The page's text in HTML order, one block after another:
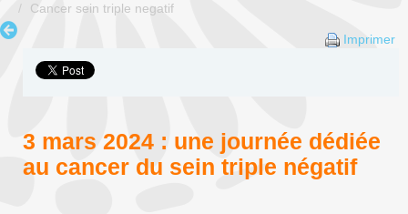
Cancer sein triple negatif
Imprimer
3 mars 2024 : une journée dédiée
au cancer du sein triple négatif